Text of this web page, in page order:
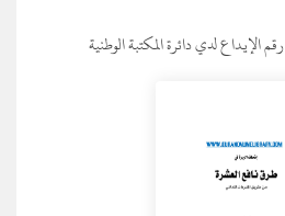
الإيداع لدي دائرة المكتبة الوطنية